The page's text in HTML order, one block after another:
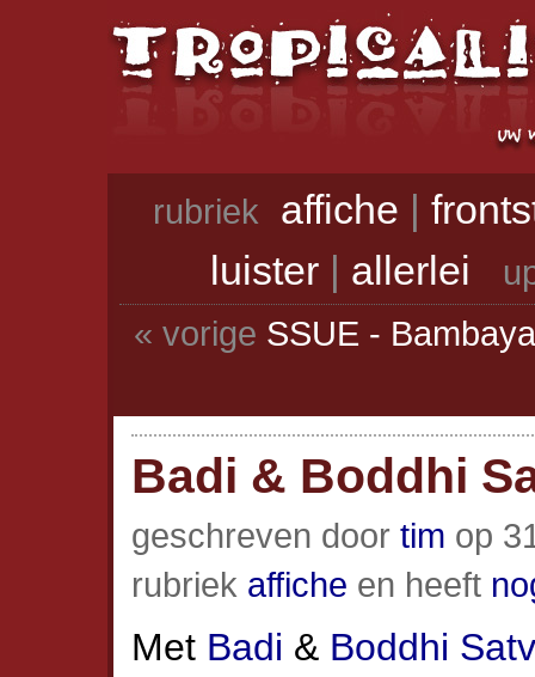
rubriek affiche |
luister| allerlei
« vorige SSUE -
Badi & Boddhi
geschreven door tim op
rubriek affiche en heeft
Met Badi & Boddhi